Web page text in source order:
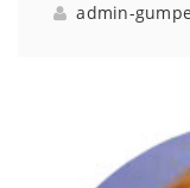
admin-